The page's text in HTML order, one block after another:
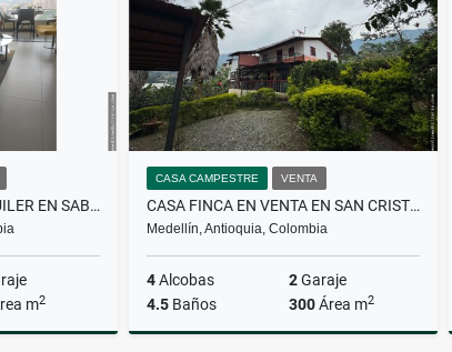
APARTAMENTO EN ALQUILER EN SABANETA
m2
CASA CAMPESTRE VENTA
CASA FINCA EN VENTA EN SAN CRISTÓBAL
Medellín, Antioquia, Colombia
4Alcobas 2Garaje
4.5 Baños 300Área m2